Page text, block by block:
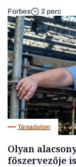
Forbes 2 perc
Társadalom
Olyan
főszervezője